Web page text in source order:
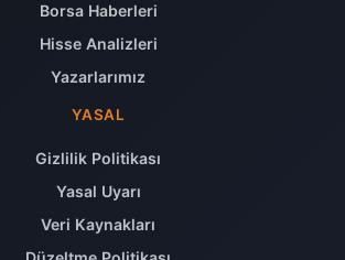
Borsa Haberleri
Hisse Analizleri
Yazarlarımız
YASAL
Gizlilik Politikası
Yasal Uyarı
Veri Kaynakları